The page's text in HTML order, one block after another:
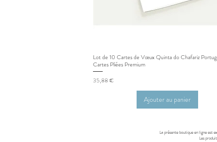
Aperçu rapide
Lot de 10 Cartes de Vœux Quinta do Chafariz
Cartes Pliées Premium
Prix
35,88 €
Ajouter au panier
La présente boutique en ligne
Les